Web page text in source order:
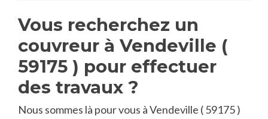
Vous recherchez un
couvreur à Vendeville (
59175 ) pour effectuer
des travaux ?
Nous sommes là pour vous à Vendeville ( 59175 )